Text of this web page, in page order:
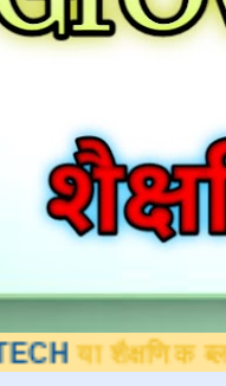
ब्लॉगवर आपले